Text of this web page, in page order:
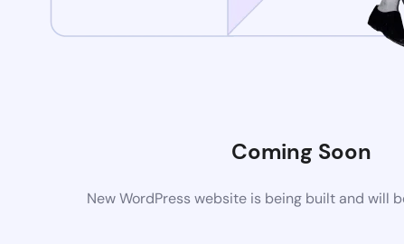
Coming Soon
New WordPress website is being built and will